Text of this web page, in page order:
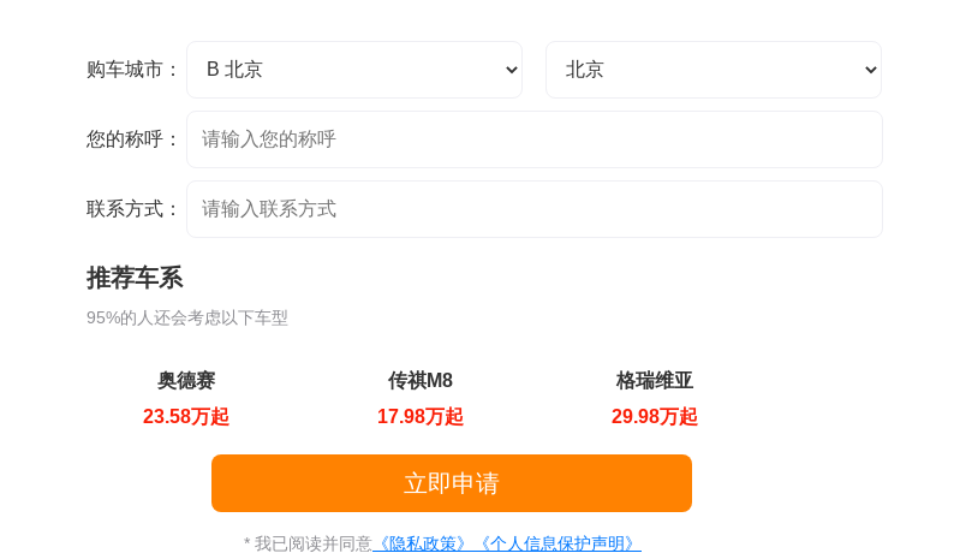
购车城市：
您的称呼：
联系方式：
推荐车系
95%的人还会考虑以下车型
奥德赛
23.58万起
传祺M8
17.98万起
格瑞维亚
29.98万起
* 我已阅读并同意 《隐私政策》 《个人信息保护声明》